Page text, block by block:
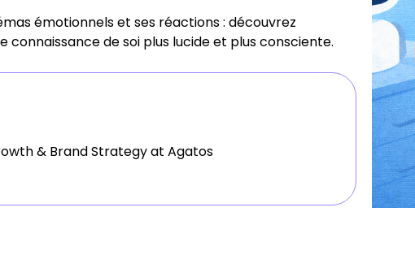
émotionnels et ses réactions : découvrez
de soi plus lucide et plus consciente.
& Brand Strategy at Agatos